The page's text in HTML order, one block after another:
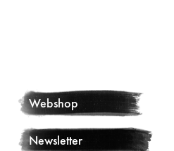
Webshop
Newsletter